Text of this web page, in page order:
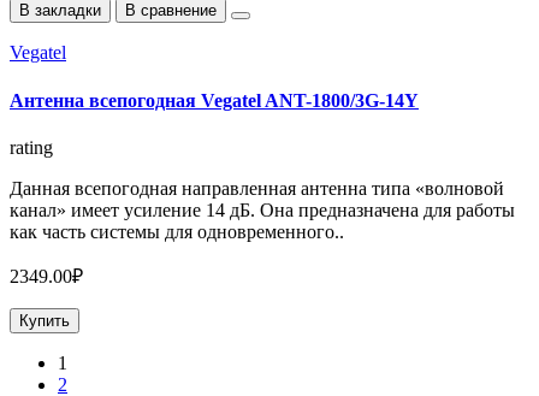
В закладки В сравнение
Vegatel
Антенна всепогодная Vegatel ANT-1800/3G-14Y
rating
Данная всепогодная направленная антенна типа «волновой
канал» имеет усиление 14 дБ. Она предназначена для работы
как часть системы для одновременного..
2349.00₽
Купить
1
2